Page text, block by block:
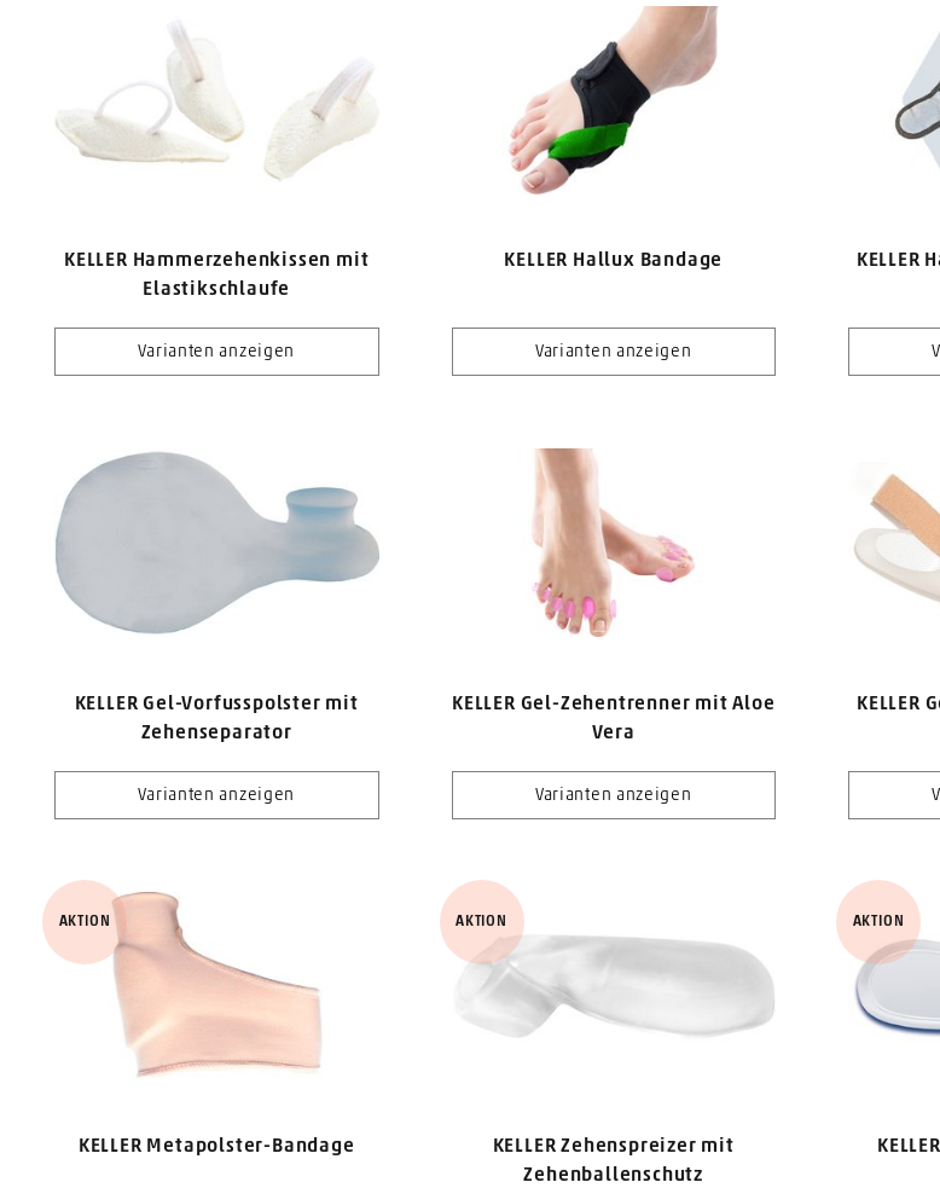
KELLER Hammerzehenkissen mit
Elastikschlaufe
Varianten anzeigen
KELLER Hallux Bandage
Varianten anzeigen
KELLER
KELLER Gel-Vorfusspolster mit
Zehenseparator
Varianten anzeigen
KELLER Gel-Zehentrenner mit Aloe
Vera
Varianten anzeigen
KELLER Metapolster-Bandage
AKTION
KELLER Zehenspreizer mit
Zehenballenschutz
AKTION AKTION